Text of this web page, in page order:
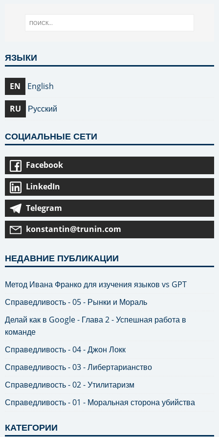
ЯЗЫКИ
EN English
RU Русский
СОЦИАЛЬНЫЕ СЕТИ
Facebook
LinkedIn
Telegram
konstantin@trunin.com
НЕДАВНИЕ ПУБЛИКАЦИИ
Метод Ивана Франко для изучения языков vs GPT
Справедливость - 05 - Рынки и Мораль
Делай как в Google - Глава 2 - Успешная работа в
команде
Справедливость - 04 - Джон Локк
Справедливость - 03 - Либертарианство
Справедливость - 02 - Утилитаризм
Справедливость - 01 - Моральная сторона убийства
КАТЕГОРИИ